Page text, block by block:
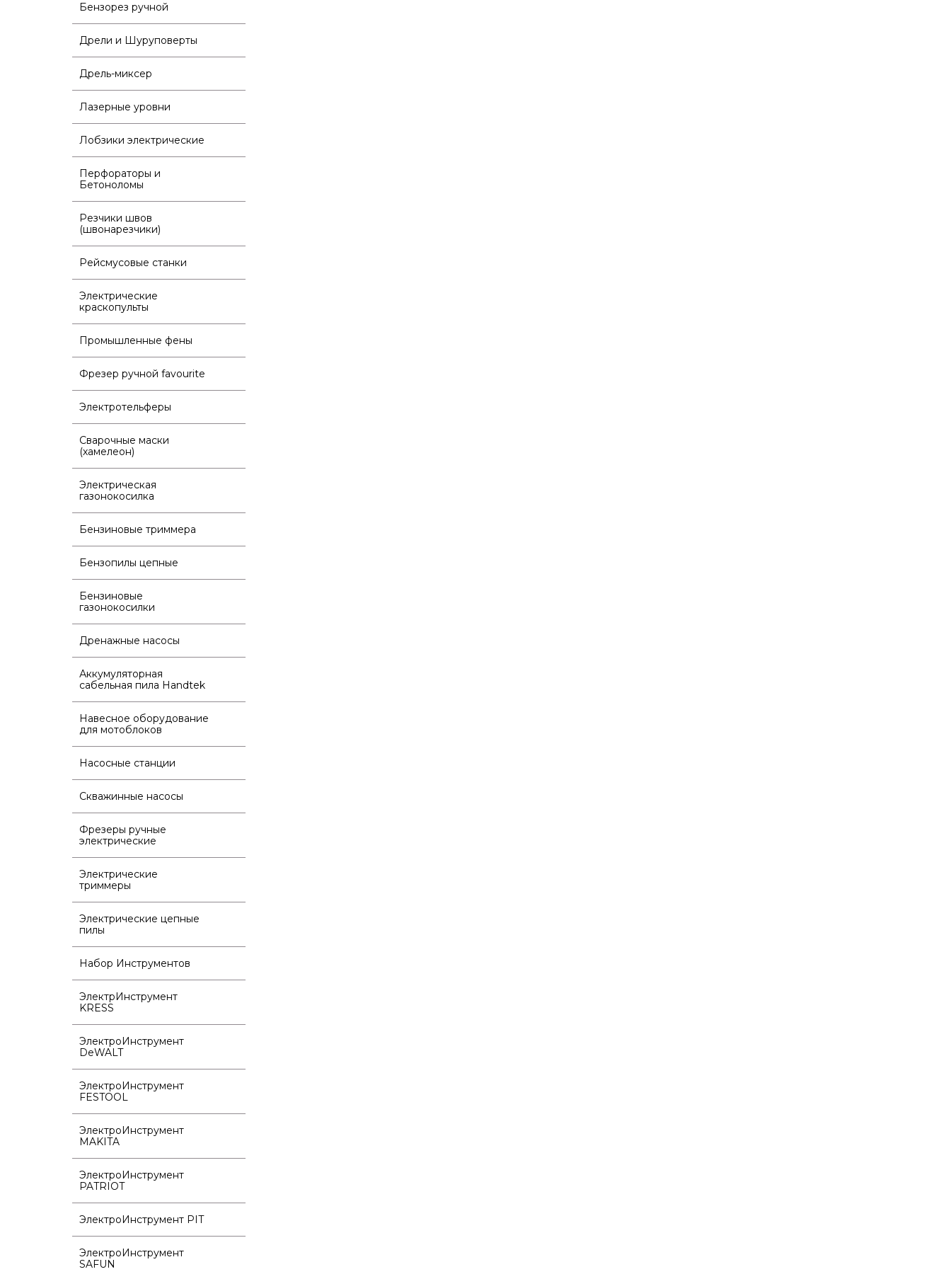
Бензорез ручной
Дрели и Шуруповерты
Дрель-миксер
Лазерные уровни
Лобзики электрические
Перфораторы и
Бетоноломы
Резчики швов
(швонарезчики)
Рейсмусовые станки
Электрические
краскопульты
Промышленные фены
Фрезер ручной favourite
Электротельферы
Сварочные маски
(хамелеон)
Электрическая
газонокосилка
Бензиновые триммера
Бензопилы цепные
Бензиновые
газонокосилки
Дренажные насосы
Аккумуляторная
сабельная пила Handtek
Навесное оборудование
для мотоблоков
Насосные станции
Скважинные насосы
Фрезеры ручные
электрические
Электрические
триммеры
Электрические цепные
пилы
Набор Инструментов
ЭлектрИнструмент
KRESS
ЭлектроИнструмент
DeWALT
ЭлектроИнструмент
FESTOOL
ЭлектроИнструмент
MAKITA
ЭлектроИнструмент
PATRIOT
ЭлектроИнструмент PIT
ЭлектроИнструмент
SAFUN